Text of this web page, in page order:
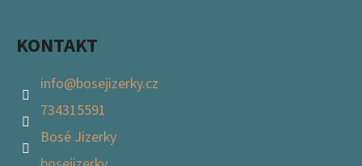
KONTAKT
info@bosejizerky.cz
734315591
Bosé Jizerky